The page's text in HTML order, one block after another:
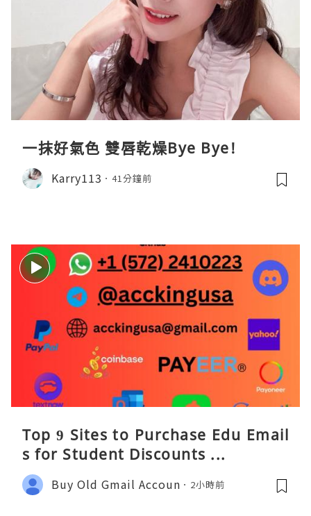
一抹好氣色 雙唇乾燥Bye Bye!
Karry113 41分鐘前
Top 9 Sites to Purchase Edu Email
s for Student Discounts ...
Buy Old Gmail Accoun 2小時前